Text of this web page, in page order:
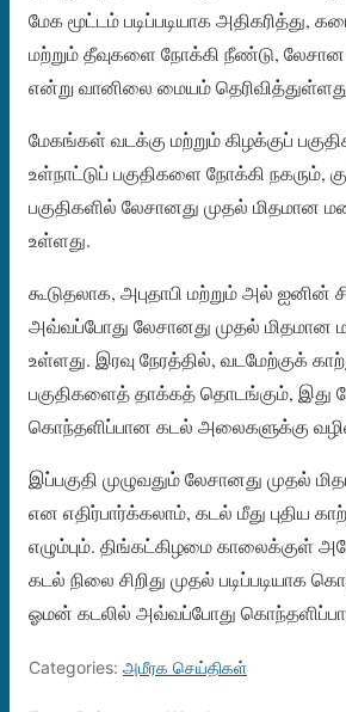
மேக மூட்டம் படிப்படியாக அதிகரித்து,
மற்றும் தீவுகளை நோக்கி நீண்டு,
என்று வானிலை மையம்
மேகங்கள் வடக்கு மற்றும் கிழக்குப்
உள்நாட்டுப் பகுதிகளை நோக்கி நகரும்,
பகுதிகளில் லேசானது முதல் மிதமான
உள்ளது.
கூடுதலாக, அபுதாபி மற்றும் அல் ஐனின்
அவ்வப்போது லேசானது முதல் மிதமான
உள்ளது. இரவு நேரத்தில், வடமேற்குக்
பகுதிகளைத் தாக்கத் தொடங்கும், இது
கொந்தளிப்பான கடல் அலைகளுக்கு
இப்பகுதி முழுவதும் லேசானது முதல்
என எதிர்பார்க்கலாம், கடல் மீது புதிய
எழும்பும். திங்கட்கிழமை காலைக்குள்
கடல் நிலை சிறிது முதல் படிப்படியாக
ஓமன் கடலில் அவ்வப்போது
Categories: அமீரக செய்திகள்